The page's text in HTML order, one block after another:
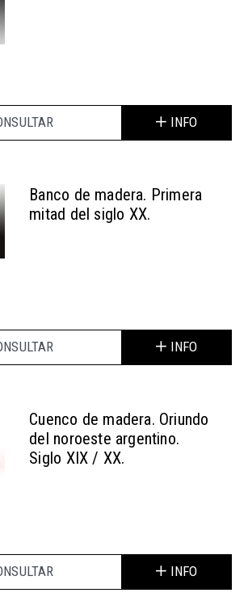
INFO
Banco de madera. Primera
mitad del siglo XX.
INFO
Cuenco de madera. Oriundo
del noroeste argentino.
Siglo XIX / XX.
INFO